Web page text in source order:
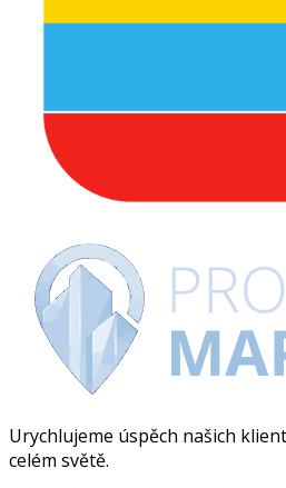
Urychlujeme úspěch našich
celém světě.